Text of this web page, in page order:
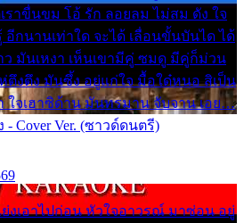
ราขื่นขม โอ้ รัก ลอยลม ไม่สม ดัง ใจ
อีกนานเท่าใด จะได้ เลื่อนขั้นบันได ได้
ว มันเหงา เห็นเขามีคู่ ซมดู มีคู่ก็ม่วน
ตึงตึง มันซึ้ง อยู่แก่ใจ มื้อใด๋หนอ สิเป็น
ใจเฮาซิด้าน มันทรมาน จับจาน เอย…
Cover Ver. (ซาวด์ดนตรี)
งเอาไปก่อน หัวใจอาวรณ์ มาซ่อน อยู่